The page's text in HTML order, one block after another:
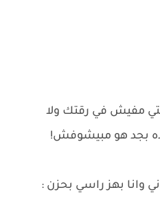
مفيش في رقتك ولا
بجد هو مبيشوفش!
وانا بهز راسي بحزن :